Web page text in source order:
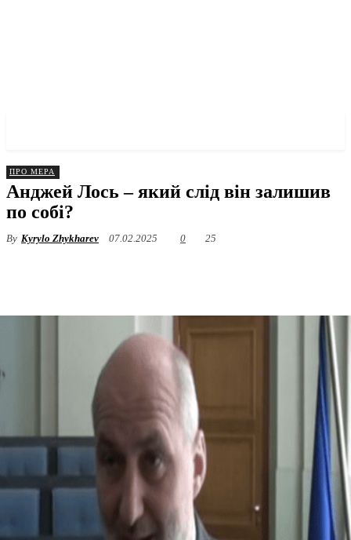
ПРО МЕРА
Анджей Лось – який слід він залишив
по собі?
By Kyrylo Zhykharev 07.02.2025 0 25